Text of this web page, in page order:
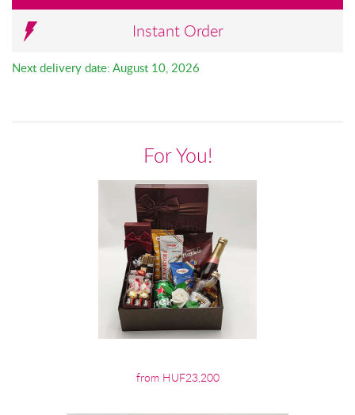
Instant Order
Next delivery date: August 10, 2026
For You!
from HUF23,200